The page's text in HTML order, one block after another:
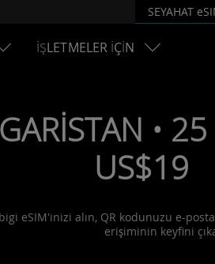
SEYAHAT
İŞLETMELER İÇİN
•
US$19
eSIM'inizi alın, QR kodunuzu e-
erişiminin keyfini